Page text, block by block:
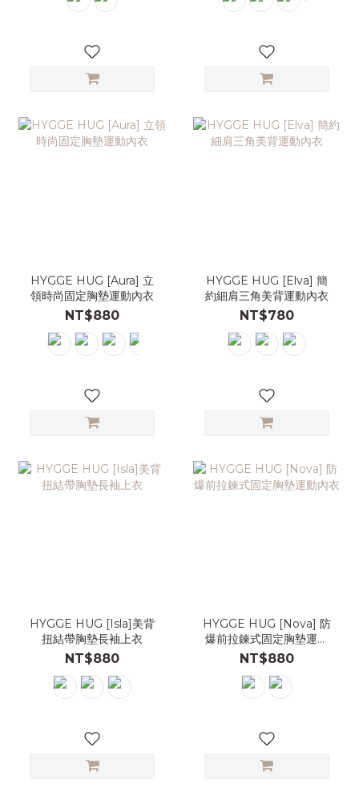
HYGGE HUG [Aura] 立
領時尚固定胸墊運動內衣
NT$880
HYGGE HUG [Elva] 簡
約細肩三角美背運動內衣
NT$780
HYGGE HUG [Isla]美背
扭結帶胸墊長袖上衣
NT$880
HYGGE HUG [Nova] 防
爆前拉鍊式固定胸墊運動
內衣
NT$880